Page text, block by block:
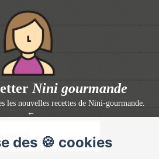
des 🍪 cookies
Nini gourmande
les nouvelles recettes de Nini-gourmande.